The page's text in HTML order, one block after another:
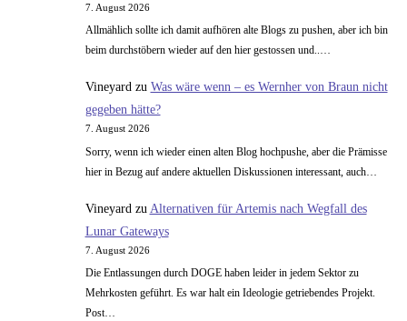
7. August 2026
Allmählich sollte ich damit aufhören alte Blogs zu pushen, aber ich bin
beim durchstöbern wieder auf den hier gestossen und..…
Vineyardzu Was wäre wenn – es Wernher von Braun nicht
gegeben hätte?
7. August 2026
Sorry, wenn ich wieder einen alten Blog hochpushe, aber die Prämisse
hier in Bezug auf andere aktuellen Diskussionen interessant, auch…
Vineyard zu Alternativen für Artemis nach Wegfall des
Lunar Gateways
7. August 2026
Die Entlassungen durch DOGE haben leider in jedem Sektor zu
Mehrkosten geführt. Es war halt ein Ideologie getriebendes Projekt.
Post…